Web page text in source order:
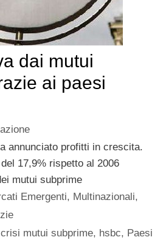
dai mutui
ai paesi
annunciato profitti in crescita.
17,9% rispetto al 2006
mutui subprime
Emergenti, Multinazionali,
crisi mutui subprime, hsbc, Paesi